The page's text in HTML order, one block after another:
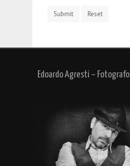
Edoardo Agresti – Fotografo